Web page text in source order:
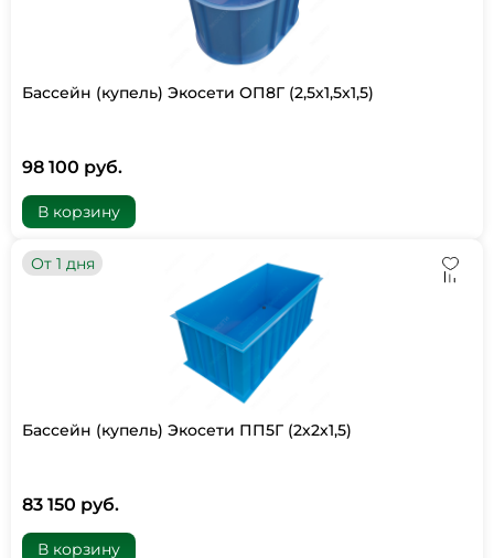
Бассейн (купель) Экосети ОП8Г (2,5х1,5х1,5)
98 100 руб.
В корзину
От 1 дня
Бассейн (купель) Экосети ПП5Г (2х2х1,5)
83 150 руб.
В корзину